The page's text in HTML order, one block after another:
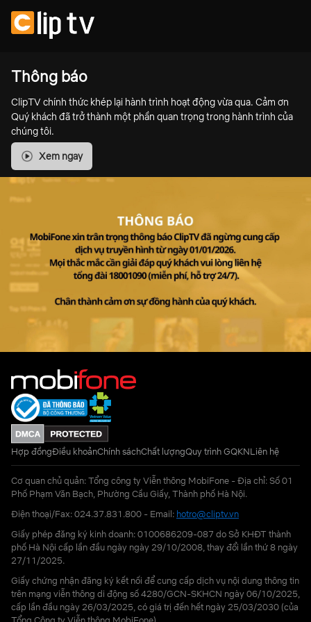
Thông báo
ClipTV chính thức khép lại hành trình hoạt động vừa qua. Cảm ơn
Quý khách đã trở thành một phần quan trọng trong hành trình của
chúng tôi.
Xem ngay
Hợp đồngĐiều khoảnChính sáchChất lượngQuy trình GQKNLiên hệ
Cơ quan chủ quản: Tổng công ty Viễn thông MobiFone - Địa chỉ: Số 01
Phố Phạm Văn Bạch, Phường Cầu Giấy, Thành phố Hà Nội.
Điện thoại/Fax: 024.37.831.800 - Email: hotro@cliptv.vn
Giấy phép đăng ký kinh doanh: 0100686209-087 do Sở KHĐT thành
phố Hà Nội cấp lần đầu ngày ngày 29/10/2008, thay đổi lần thứ 8 ngày
27/11/2025.
Giấy chứng nhận đăng ký kết nối để cung cấp dịch vụ nội dung thông tin
trên mạng viễn thông di động số 4280/GCN-SKHCN ngày 06/10/2025,
cấp lần đầu ngày 26/03/2025, có giá trị đến hết ngày 25/03/2030 (của